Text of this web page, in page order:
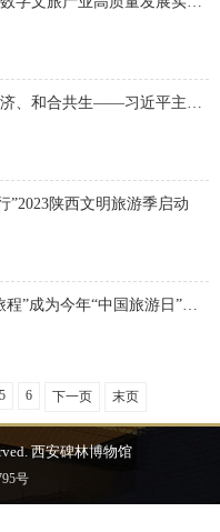
”2023陕西文明旅游季启动
5 6 下一页 末页
西安碑林博物馆
号